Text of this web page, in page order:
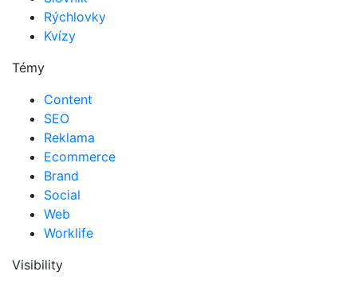
Rýchlovky
Kvízy
Témy
Content
SEO
Reklama
Ecommerce
Brand
Social
Web
Worklife
Visibility